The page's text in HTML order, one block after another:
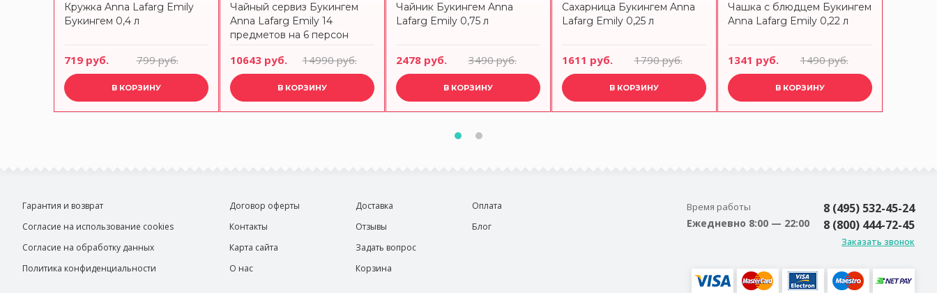
Кружка Anna Lafarg Emily
Букингем 0,4 л
719 руб. 799 руб.
В КОРЗИНУ
Чайный сервиз Букингем
Anna Lafarg Emily 14
предметов на 6 персон
10643 руб. 14990 руб.
В КОРЗИНУ
Чайник Букингем Anna
Lafarg Emily 0,75 л
2478 руб. 3490 руб.
В КОРЗИНУ
Сахарница Букингем Anna
Lafarg Emily 0,25 л
1611 руб. 1790 руб.
В КОРЗИНУ
Чашка с блюдцем Букингем
Anna Lafarg Emily 0,22 л
1341 руб. 1490 руб.
В КОРЗИНУ
Гарантия и возврат
Согласие на использование cookies
Согласие на обработку данных
Политика конфиденциальности
Договор оферты
Контакты
Карта сайта
О нас
Доставка
Отзывы
Задать вопрос
Корзина
Оплата
Блог
Время работы
Ежедневно 8:00 — 22:00
8 (495) 532-45-24
8 (800) 444-72-45
Заказать звонок